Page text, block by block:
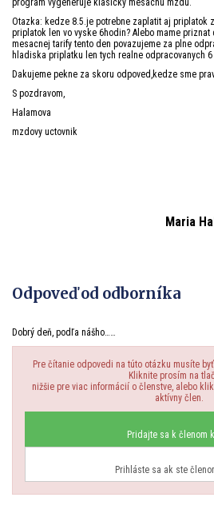
Otazka: kedze 8.5.je potrebne zaplatit aj priplatok
priplatok len vo vyske 6hodin? Alebo mame
mesacnej tarify tento den povazujeme za plne
hladiska priplatku len tych realne odpracovanych
Dakujeme pekne za skoru odpoved,kedze sme
S pozdravom,
Halamova
mzdovy uctovnik
Maria
Odpoveď od odborníka
Dobrý deň, podľa nášho……
Pre čítanie odpovedi na túto otázku musíte
Kliknite prosím na
nižšie pre viac informácií o členstve, alebo
aktívny člen.
Pridajte sa k členom
Prihláste sa ak ste